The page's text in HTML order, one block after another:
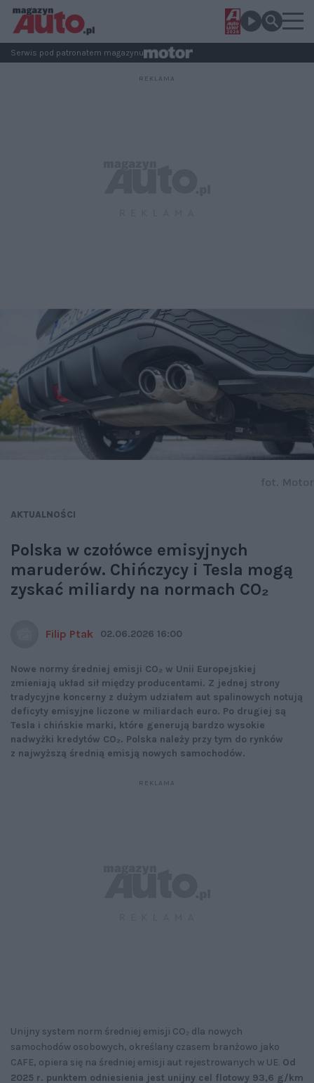
Serwis pod patronatem magazynu
AKTUALNOŚCI
Polska w czołówce emisyjnych
maruderów. Chińczycy i Tesla mogą
zyskać miliardy na normach CO₂
Filip Ptak 02.06.2026 16:00
Nowe normy średniej emisji CO₂ w Unii Europejskiej
zmieniają układ sił między producentami. Z jednej strony
tradycyjne koncerny z dużym udziałem aut spalinowych notują
deficyty emisyjne liczone w miliardach euro. Po drugiej są
Tesla i chińskie marki, które generują bardzo wysokie
nadwyżki kredytów CO₂. Polska należy przy tym do rynków
z najwyższą średnią emisją nowych samochodów.
Unijny system norm średniej emisji CO₂ dla nowych
samochodów osobowych, określany czasem branżowo jako
CAFE, opiera się na średniej emisji aut rejestrowanych w UE. Od
2025 r. punktem odniesienia jest unijny cel flotowy 93,6 g/km